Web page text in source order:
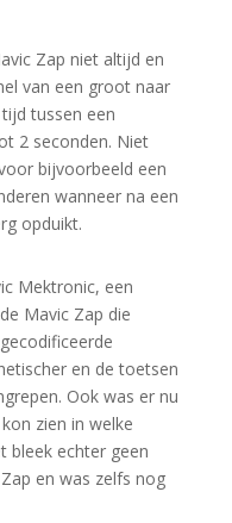
Zap niet altijd en
van een groot naar
tussen een
2 seconden. Niet
bijvoorbeeld een
wanneer na een
opduikt.
Mektronic, een
Mavic Zap die
en de toetsen
Ook was er nu
zien in welke
bleek echter geen
en was zelfs nog